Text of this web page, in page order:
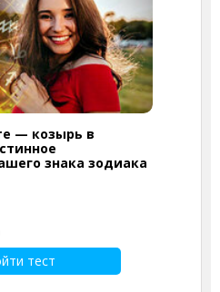
— козырь в
знака зодиака
тест